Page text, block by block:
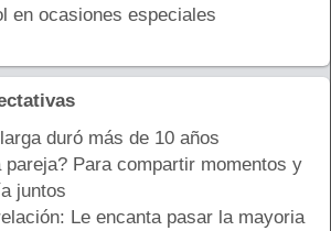
en ocasiones especiales
duró más de 10 años
pareja? Para compartir momentos y
juntos
Le encanta pasar la mayoria